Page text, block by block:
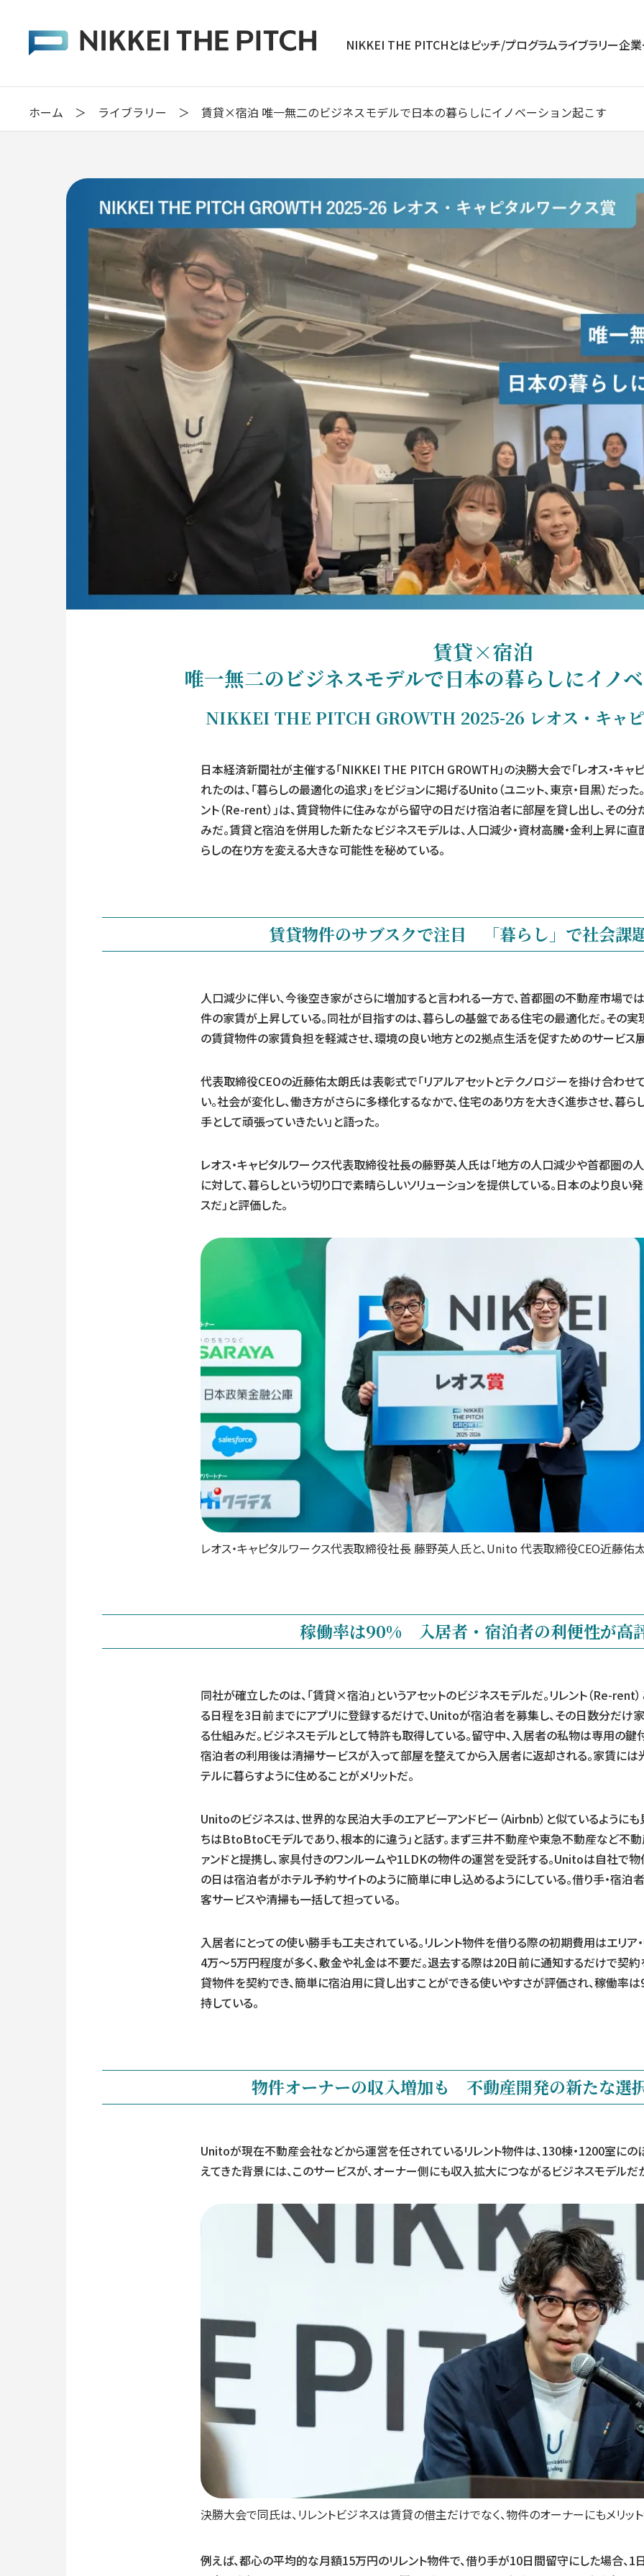
NIKKEI THE PITCHとはピッチ/プログラムライブラリー企
ホーム ＞ ライブラリー ＞ 賃貸×宿泊 唯一無二のビジネスモデルで日本の暮らしにイノベーション起こす
賃貸×宿泊
唯一無二のビジネスモデルで日本の暮らしにイノ
NIKKEI THE PITCH GROWTH 2025-26 レオス・キャ
日本経済新聞社が主催する「NIKKEI THE PITCH GROWTH」の決勝大会で「レオス・キャ
れたのは、「暮らしの最適化の追求」をビジョンに掲げるUnito（ユニット、東京・目黒）だっ
ント（Re-rent）」は、賃貸物件に住みながら留守の日だけ宿泊者に部屋を貸し出し、その
みだ。賃貸と宿泊を併用した新たなビジネスモデルは、人口減少・資材高騰・金利上昇に
らしの在り方を変える大きな可能性を秘めている。
賃貸物件のサブスクで注目 「暮らし」で社会課
人口減少に伴い、今後空き家がさらに増加すると言われる一方で、首都圏の不動産市場で
件の家賃が上昇している。同社が目指すのは、暮らしの基盤である住宅の最適化だ。その
の賃貸物件の家賃負担を軽減させ、環境の良い地方との2拠点生活を促すためのサービス
代表取締役CEOの近藤佑太朗氏は表彰式で「リアルアセットとテクノロジーを掛け合わせ
い。社会が変化し、働き方がさらに多様化するなかで、住宅のあり方を大きく進歩させ、暮ら
手として頑張っていきたい」と語った。
レオス・キャピタルワークス代表取締役社長の藤野英人氏は「地方の人口減少や首都圏の
に対して、暮らしという切り口で素晴らしいソリューションを提供している。日本のより良
スだ」と評価した。
レオス・キャピタルワークス代表取締役社長 藤野英人氏と、Unito 代表取締役CEO近藤佑
稼働率は90% 入居者・宿泊者の利便性が高
同社が確立したのは、「賃貸×宿泊」というアセットのビジネスモデルだ。リレント（Re-rent
る日程を3日前までにアプリに登録するだけで、Unitoが宿泊者を募集し、その日数分だけ
る仕組みだ。ビジネスモデルとして特許も取得している。留守中、入居者の私物は専用の鍵
宿泊者の利用後は清掃サービスが入って部屋を整えてから入居者に返却される。家賃には
テルに暮らすように住めることがメリットだ。
Unitoのビジネスは、世界的な民泊大手のエアビーアンドビー（Airbnb）と似ているようにも
ちはBtoBtoCモデルであり、根本的に違う」と話す。まず三井不動産や東急不動産など不
ァンドと提携し、家具付きのワンルームや1LDKの物件の運営を受託する。Unitoは自社で
の日は宿泊者がホテル予約サイトのように簡単に申し込めるようにしている。借り手・宿
客サービスや清掃も一括して担っている。
入居者にとっての使い勝手も工夫されている。リレント物件を借りる際の初期費用はエリア
4万〜5万円程度が多く、敷金や礼金は不要だ。退去する際は20日前に通知するだけで契約
貸物件を契約でき、簡単に宿泊用に貸し出すことができる使いやすさが評価され、稼働率
持している。
物件オーナーの収入増加も 不動産開発の新たな選
Unitoが現在不動産会社などから運営を任されているリレント物件は、130棟・1200室にの
えてきた背景には、このサービスが、オーナー側にも収入拡大につながるビジネスモデルだ
決勝大会で同氏は、リレントビジネスは賃貸の借主だけでなく、物件のオーナーにもメリッ
例えば、都心の平均的な月額15万円のリレント物件で、借り手が10日間留守にした場合、